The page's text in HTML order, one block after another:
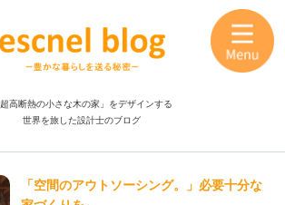
超高断熱の小さな木の家」をデザインする
世界を旅した設計士のブログ
「空間のアウトソーシング。」必要十分な